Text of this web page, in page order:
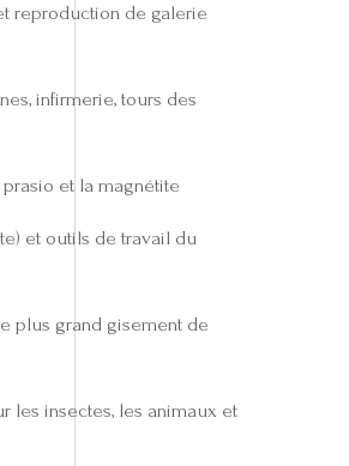
reproduction de galerie
infirmerie, tours des
et la magnétite
et outils de travail du
plus grand gisement de
les insectes, les animaux et